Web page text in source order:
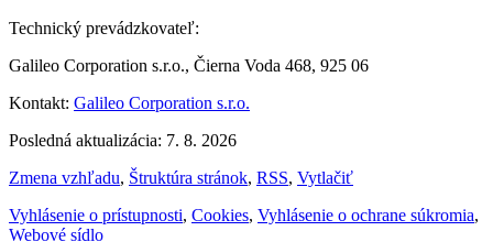
Technický prevádzkovateľ:
Galileo Corporation s.r.o., Čierna Voda 468, 925 06
Kontakt: Galileo Corporation s.r.o.
Posledná aktualizácia: 7. 8. 2026
Zmena vzhľadu, Štruktúra stránok, RSS, Vytlačiť
Vyhlásenie o prístupnosti, Cookies, Vyhlásenie o ochrane súkromia,
Webové sídlo